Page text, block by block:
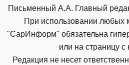
Письменный А.А. Главный
При использовании любых
"СарИнформ" обязательна
или на страницу с
Редакция не несет